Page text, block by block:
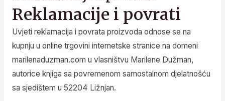
Reklamacije i povrati
Uvjeti reklamacija i povrata proizvoda odnose se na
kupnju u online trgovini internetske stranice na domeni
marilenaduzman.com u vlasništvu Marilene Dužman,
autorice knjiga sa povremenom samostalnom djelatnošću
sa sjedištem u 52204 Ližnjan.